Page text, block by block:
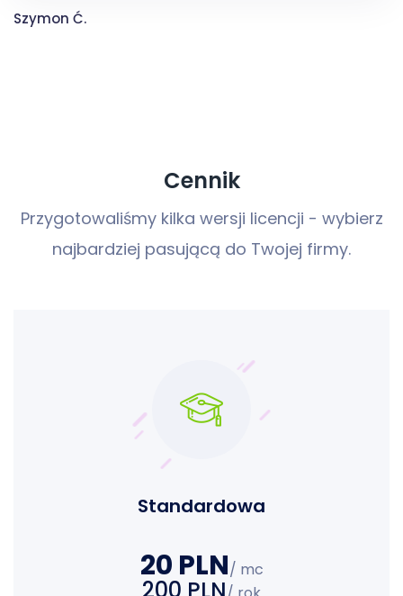
Szymon Ć.
Cennik
Przygotowaliśmy kilka wersji licencji - wybierz
najbardziej pasującą do Twojej firmy.
Standardowa
20 PLN/ mc